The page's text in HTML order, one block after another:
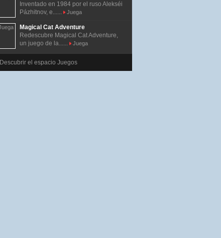
Inventado en 1984 por el ruso Alekséi
Pázhitnov, e......
Juega
Magical Cat Adventure
Redescubre Magical Cat Adventure,
un juego de la......
Juega
Descubrir el espacio Juegos